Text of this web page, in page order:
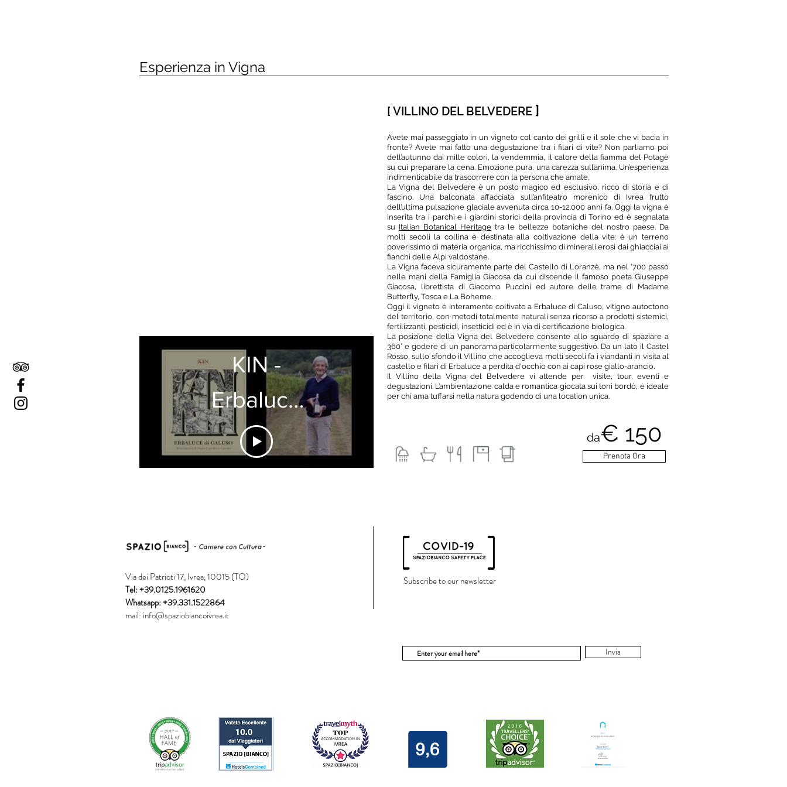
Esperienza in Vigna
KIN -
Erbaluce
di Caluso
DOCG
[ VILLINO DEL BELVEDERE ]
Avete mai passeggiato in un vigneto col canto dei grilli e il sole che vi bacia in
fronte? Avete mai fatto una degustazione tra i filari di vite? Non parliamo poi
dell’autunno dai mille colori, la vendemmia, il calore della fiamma del Potagè
su cui preparare la cena. Emozione pura, una carezza sull’anima. Un’esperienza
indimenticabile da trascorrere con la persona che amate.
La Vigna del Belvedere è un posto magico ed esclusivo, ricco di storia e di
fascino. Una balconata affacciata sull’anfiteatro morenico di Ivrea frutto
dell’ultima pulsazione glaciale avvenuta circa 10-12.000 anni fa. Oggi la vigna è
inserita tra i parchi e i giardini storici della provincia di Torino ed è segnalata
su Italian Botanical Heritage tra le bellezze botaniche del nostro paese. Da
molti secoli la collina è destinata alla coltivazione della vite: è un terreno
poverissimo di materia organica, ma ricchissimo di minerali erosi dai ghiacciai ai
fianchi delle Alpi valdostane.
La Vigna faceva sicuramente parte del Castello di Loranzè, ma nel '700 passò
nelle mani della Famiglia Giacosa da cui discende il famoso poeta Giuseppe
Giacosa, librettista di Giacomo Puccini ed autore delle trame di Madame
Butterfly, Tosca e La Boheme.
Oggi il vigneto è interamente coltivato a Erbaluce di Caluso, vitigno autoctono
del territorio, con metodi totalmente naturali senza ricorso a prodotti sistemici,
fertilizzanti, pesticidi, insetticidi ed è in via di certificazione biologica.
La posizione della Vigna del Belvedere consente allo sguardo di spaziare a
360° e godere di un panorama particolarmente suggestivo. Da un lato il Castel
Rosso, sullo sfondo il Villino che accoglieva molti secoli fa i viandanti in visita al
castello e filari di Erbaluce a perdita d'occhio con ai capi rose giallo-arancio.
Il Villino della Vigna del Belvedere vi attende per visite, tour, eventi e
degustazioni. L’ambientazione calda e romantica giocata sui toni bordò, è ideale
per chi ama tuffarsi nella natura godendo di una location unica.
Prenota Ora
da€ 150
Via dei Patrioti 17, Ivrea, 10015 (TO)
Tel: +39.0125.1961620
Whatsapp: +39.331.1522864
mail: info@spaziobiancoivrea.it
Subscribe to our newsletter
Invia